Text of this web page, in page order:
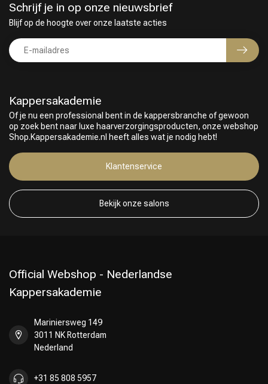
Keuze van onze Kappers
Kappersakademie
Of je nu een professional bent in de kappersbranche of gewoon
op zoek bent naar luxe haarverzorgingsproducten, onze webshop
Shop.Kappersakademie.nl heeft alles wat je nodig hebt!
Klantenservice
Bekijk onze salons
Schrijf je in op onze nieuwsbrief
Blijf op de hoogte over onze laatste acties
Official Webshop - Nederlandse
Kappersakademie
Mariniersweg 149
3011 NK Rotterdam
Nederland
+31 85 808 5957